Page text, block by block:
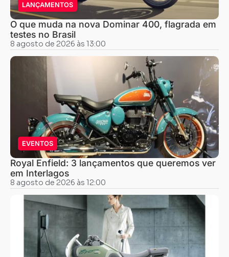
LANÇAMENTOS
O que muda na nova Dominar 400, flagrada em
testes no Brasil
8 agosto de 2026 às 13:00
EVENTOS
Royal Enfield: 3 lançamentos que queremos ver
em Interlagos
8 agosto de 2026 às 12:00